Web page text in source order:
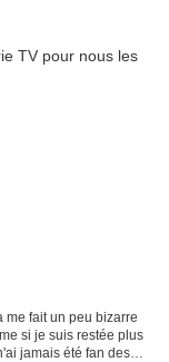
me fait un peu bizarre
si je suis restée plus
jamais été fan des